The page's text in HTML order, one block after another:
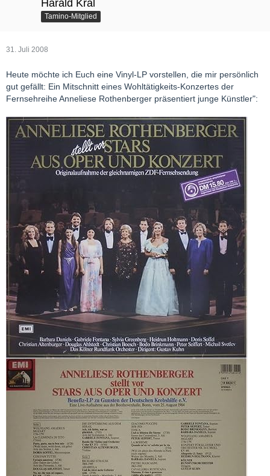
Harald Kral
Tamino-Mitglied
31. Juli 2008
Heute möchte ich Euch eine Vinyl-LP vorstellen, die mir persönlich
gut gefällt: Ein Mitschnitt eines Wohltätigkeits-Konzertes der
Fernsehreihe Anneliese Rothenberger präsentiert junge Künstler":